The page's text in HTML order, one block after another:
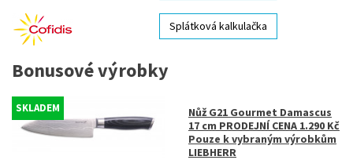
Splátková kalkulačka
Bonusové výrobky
SKLADEM
Nůž G21 Gourmet Damascus
17 cm PRODEJNÍ CENA 1.290 Kč
Pouze k vybraným výrobkům
LIEBHERR